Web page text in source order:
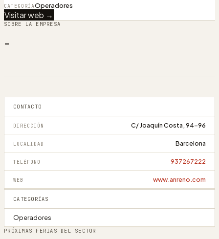
CATEGORÍAOperadores
Visitar web →
SOBRE LA EMPRESA
-
CONTACTO
DIRECCIÓN C/ Joaquín Costa, 94-96
LOCALIDAD Barcelona
TELÉFONO 937267222
WEB www.anreno.com
CATEGORÍAS
Operadores
PRÓXIMAS FERIAS DEL SECTOR